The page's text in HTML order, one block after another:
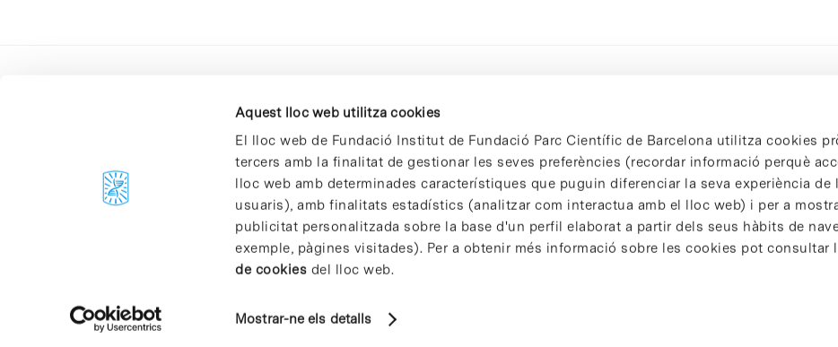
Aquest lloc web utilitza cookies
El lloc web de Fundació Institut de Fundació Parc Científic de Barcelona utilitza cookies
tercers amb la finalitat de gestionar les seves preferències (recordar informació perquè
lloc web amb determinades característiques que puguin diferenciar la seva experiència de
usuaris), amb finalitats estadístics (analitzar com interactua amb el lloc web) i per a
publicitat personalitzada sobre la base d'un perfil elaborat a partir dels seus hàbits de
exemple, pàgines visitades). Per a obtenir més informació sobre les cookies pot consultar
de cookies del lloc web.
Mostrar-ne els detalls
C/Baldiri Reixac, 4-12 i 15